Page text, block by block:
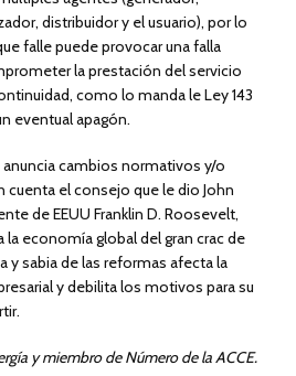
distribuidor y el usuario), por lo
falle puede provocar una falla
la prestación del servicio
como lo manda le Ley 143
eventual apagón.
cambios normativos y/o
cuenta el consejo que le dio John
de EEUU Franklin D. Roosevelt,
la economía global del gran crac de
y sabia de las reformas afecta la
y debilita los motivos para su
y miembro de Número de la ACCE.